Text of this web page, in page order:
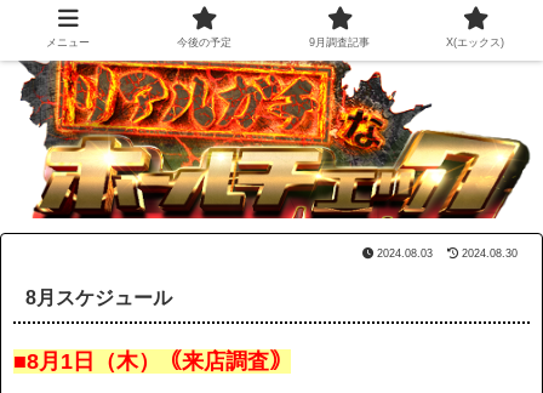
2024.08.03 2024.08.30
8月スケジュール
■8月1日（木）｟来店調査｠
メニュー 今後の予定 9月調査記事 X(エックス)